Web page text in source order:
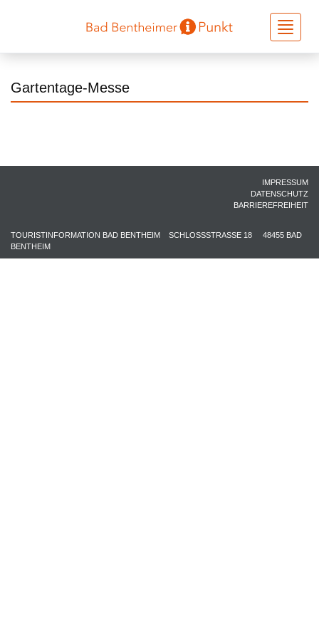
Toggle
Gartentage-Messe
IMPRESSUM
DATENSCHUTZ
BARRIEREFREIHEIT
TOURISTINFORMATION BAD BENTHEIM SCHLOSSSTRASSE 18 48455 BAD
BENTHEIM